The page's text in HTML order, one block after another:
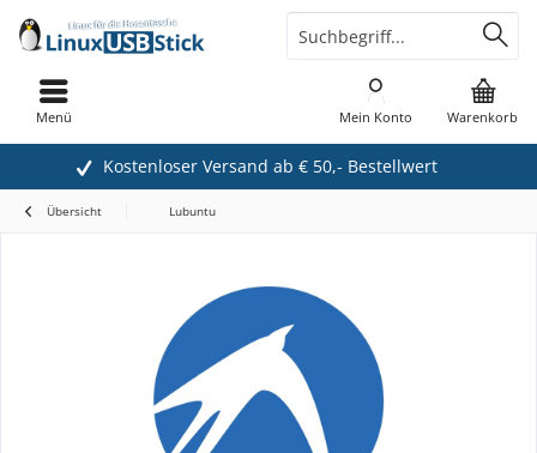
Kostenloser Versand ab € 50,- Bestellwert
Warenkorb
Mein Konto
Menü
Übersicht Lubuntu